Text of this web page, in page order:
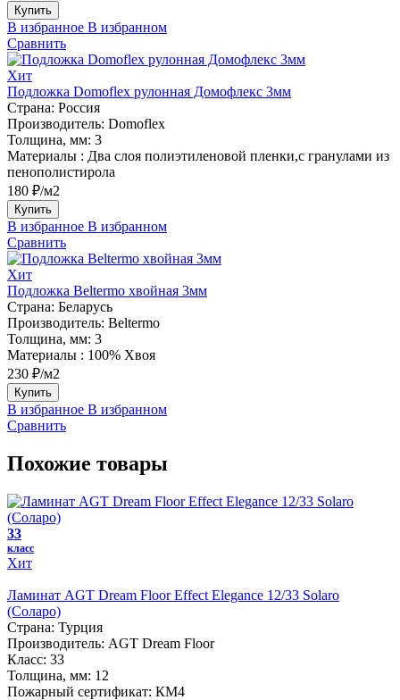
Купить
В избранное В избранном
Сравнить
Хит
Подложка Domoflex рулонная Домофлекс 3мм
Страна: Россия
Производитель: Domoflex
Толщина, мм: 3
Материалы : Два слоя полиэтиленовой пленки,с гранулами из
пенополистирола
180 ₽/м2
Купить
В избранное В избранном
Сравнить
Хит
Подложка Beltermo хвойная 3мм
Страна: Беларусь
Производитель: Beltermo
Толщина, мм: 3
Материалы : 100% Хвоя
230 ₽/м2
Купить
В избранное В избранном
Сравнить
Похожие товары
33
класс
Хит
Ламинат AGT Dream Floor Effect Elegance 12/33 Solaro
(Соларо)
Страна: Турция
Производитель: AGT Dream Floor
Класс: 33
Толщина, мм: 12
Пожарный сертификат: КМ4